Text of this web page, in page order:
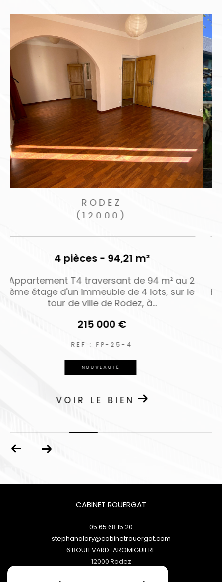
DRUELLE BALSAC
(12510)
4 pièces - 160 m²
Jolie maison de campagne dans un petit
hameau calme proche de Druelle, avec un
terrain d'environ 350m2. La...
194 000 €
REF : 6354
EXCLUSIVITÉ
VOIR LE BIEN
CABINET ROUERGAT
05 65 68 15 20
stephanalary@cabinetrouergat.com
6 BOULEVARD LAROMIGUIERE
12000
rodez